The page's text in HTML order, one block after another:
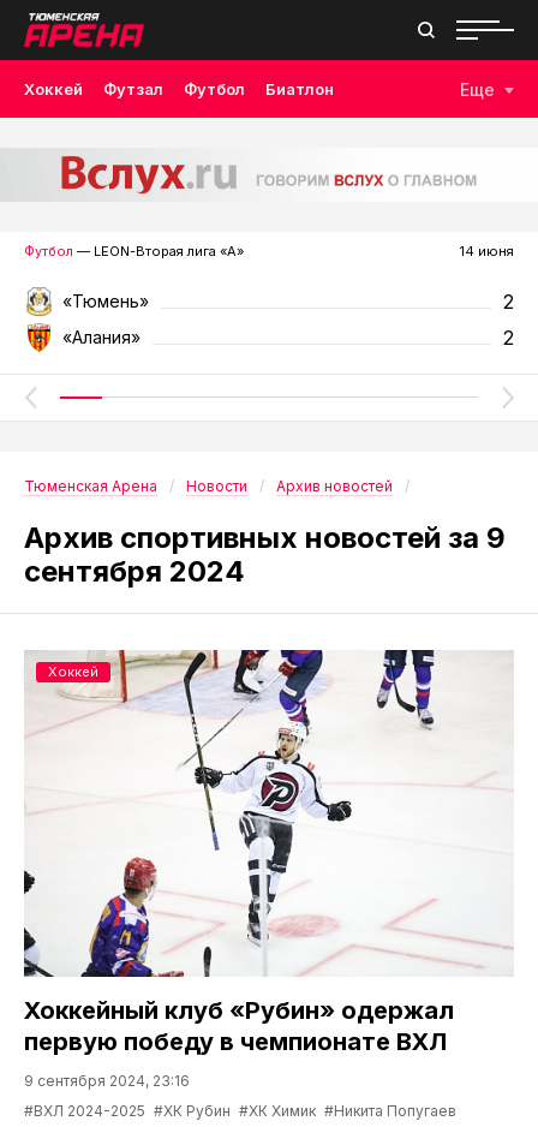
Хоккей Футзал Футбол Биатлон Еще
Футбол — LEON-Вторая лига «А» 14 июня
«Тюмень» 2
«Алания» 2
Тюменская Арена Новости Архив новостей
Архив спортивных новостей за 9
сентября 2024
Хоккейный клуб «Рубин» одержал
первую победу в чемпионате ВХЛ
9 сентября 2024, 23:16
#ВХЛ 2024-2025 #ХК Рубин #ХК Химик #Никита Попугаев
Хоккей